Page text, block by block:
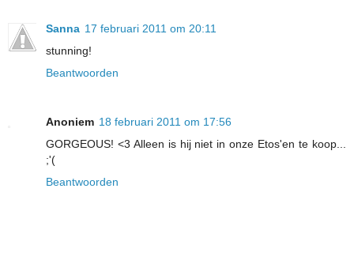
Sanna 17 februari 2011 om 20:11
stunning!
Beantwoorden
Anoniem 18 februari 2011 om 17:56
GORGEOUS! <3 Alleen is hij niet in onze Etos'en te koop...
;'(
Beantwoorden